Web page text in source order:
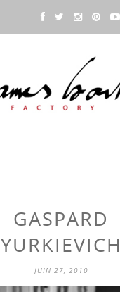
GASPARD
YURKIEVICH
JUIN 27, 2010